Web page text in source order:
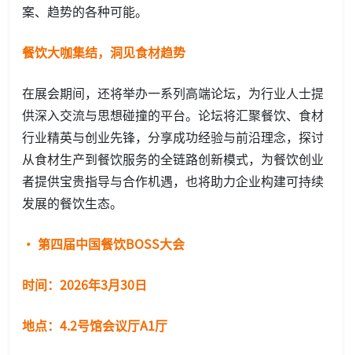
案、趋势的各种可能。
餐饮大咖集结，洞见食材趋势
在展会期间，还将举办一系列高端论坛，为行业人士提
供深入交流与思想碰撞的平台。论坛将汇聚餐饮、食材
行业精英与创业先锋，分享成功经验与前沿理念，探讨
从食材生产到餐饮服务的全链路创新模式，为餐饮创业
者提供宝贵指导与合作机遇，也将助力企业构建可持续
发展的餐饮生态。
· 第四届中国餐饮BOSS大会
时间：2026年3月30日
地点：4.2号馆会议厅A1厅